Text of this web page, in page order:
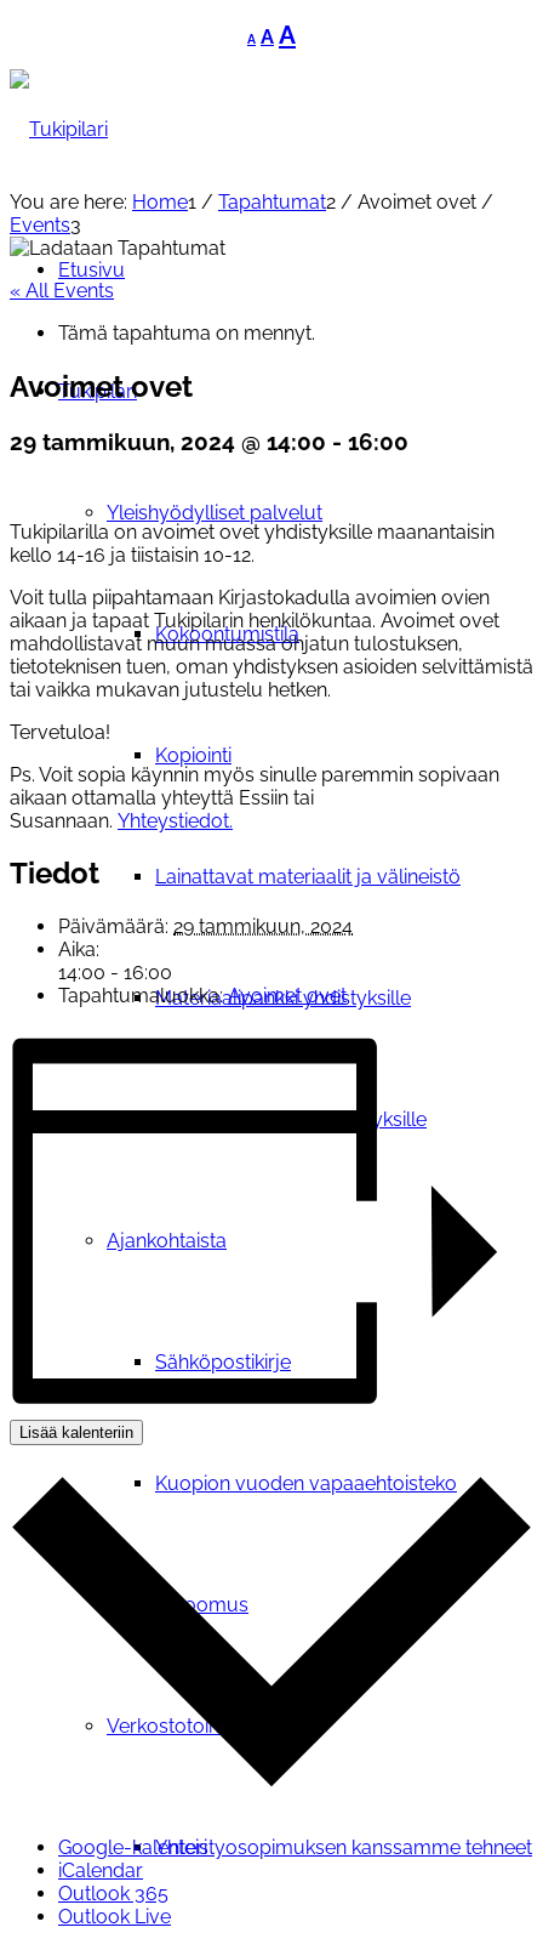
A
Decrease
font
A Reset
font
AIncrease
Etusivu
Tukipilari
Yleishyödylliset palvelut
Kokoontumistila
Kopiointi
Lainattavat materiaalit ja välineistö
Materiaalipankki yhdistyksille
Tilauskoulutukset yhdistyksille
Ajankohtaista
Sähköpostikirje
Kuopion vuoden vapaaehtoisteko
Vetoomus
Verkostotoiminta
Yhteistyosopimuksen kanssamme tehneet
You are here: Home1 / Tapahtumat2 / Avoimet ovet /
Events3
« All Events
Tämä tapahtuma on mennyt.
Avoimet ovet
29 tammikuun, 2024 @ 14:00 - 16:00
Tukipilarilla on avoimet ovet yhdistyksille maanantaisin
kello 14-16 ja tiistaisin 10-12.
Voit tulla piipahtamaan Kirjastokadulla avoimien ovien
aikaan ja tapaat Tukipilarin henkilökuntaa. Avoimet ovet
mahdollistavat muun muassa ohjatun tulostuksen,
tietoteknisen tuen, oman yhdistyksen asioiden selvittämistä
tai vaikka mukavan jutustelu hetken.
Tervetuloa!
Ps. Voit sopia käynnin myös sinulle paremmin sopivaan
aikaan ottamalla yhteyttä Essiin tai
Susannaan. Yhteystiedot.
Tiedot
Päivämäärä: 29 tammikuun, 2024
Aika:
14:00 - 16:00
Tapahtumaluokka: Avoimet ovet
Lisää kalenteriin
Google-kalenteri
iCalendar
Outlook 365
Outlook Live